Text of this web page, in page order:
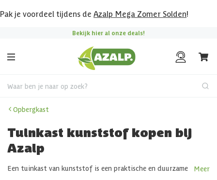
Pak je voordeel tijdens de Azalp Mega Zomer Solden!
Bekijk hier al onze deals!
Waar ben je naar op zoek?
Opbergkast
Tuinkast kunststof kopen bij
Azalp
Een tuinkast van kunststof is een praktische en duurzame
Meer